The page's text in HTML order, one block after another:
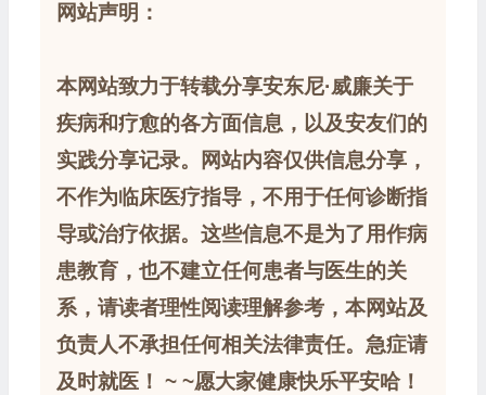
网站声明：
本网站致力于转载分享安东尼·威廉关于
疾病和疗愈的各方面信息，以及安友们的
实践分享记录。网站内容仅供信息分享，
不作为临床医疗指导，不用于任何诊断指
导或治疗依据。这些信息不是为了用作病
患教育，也不建立任何患者与医生的关
系，请读者理性阅读理解参考，本网站及
负责人不承担任何相关法律责任。急症请
及时就医！ ~ ~愿大家健康快乐平安哈！